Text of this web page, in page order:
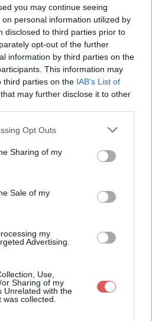
you may continue seeing
personal information utilized by
disclosed to third parties prior to
opt-out of the further
information by third parties on the
This information may
third parties on the IAB’s List of
that may further disclose it to other
Opt Outs
Sharing of my
Sale of my
my
Advertising.
Use,
Sharing of my
Unrelated with the
collected.
LogoA.png sur
sociaux: